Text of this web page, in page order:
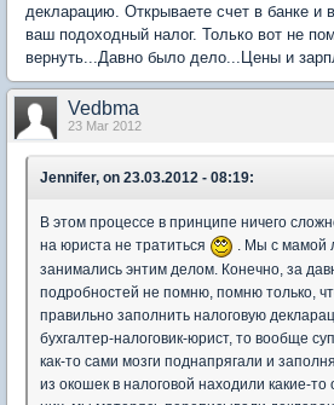
декларацию. Открываете счет в банке и
ваш подоходный налог. Только вот не
вернуть...Давно было дело...Цены и
Vedbma
23 Mar 2012
Jennifer, on 23.03.2012 - 08:19:
В этом процессе в принципе ничего
на юриста не тратиться
. Мы с мамой
занимались энтим делом. Конечно, за
подробностей не помню, помню только,
правильно заполнить налоговую
бухгалтер-налоговик-юрист, то вообще
как-то сами мозги поднапрягали и
из окошек в налоговой находили какие-